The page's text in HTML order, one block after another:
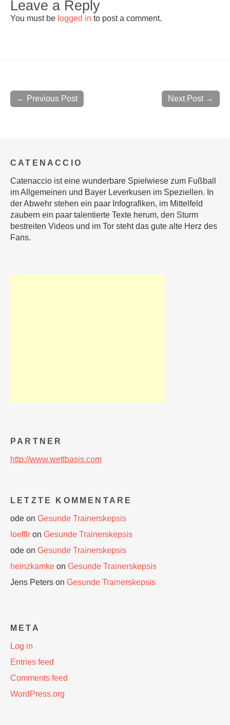
Leave a Reply
You must be logged in to post a comment.
Next Post →
← Previous Post
CATENACCIO
Catenaccio ist eine wunderbare Spielwiese zum Fußball
im Allgemeinen und Bayer Leverkusen im Speziellen. In
der Abwehr stehen ein paar Infografiken, im Mittelfeld
zaubern ein paar talentierte Texte herum, den Sturm
bestreiten Videos und im Tor steht das gute alte Herz des
Fans.
PARTNER
http://www.wettbasis.com
LETZTE KOMMENTARE
ode on Gesunde Trainerskepsis
loefflr on Gesunde Trainerskepsis
ode on Gesunde Trainerskepsis
heinzkamke on Gesunde Trainerskepsis
Jens Peters on Gesunde Trainerskepsis
META
Log in
Entries feed
Comments feed
WordPress.org